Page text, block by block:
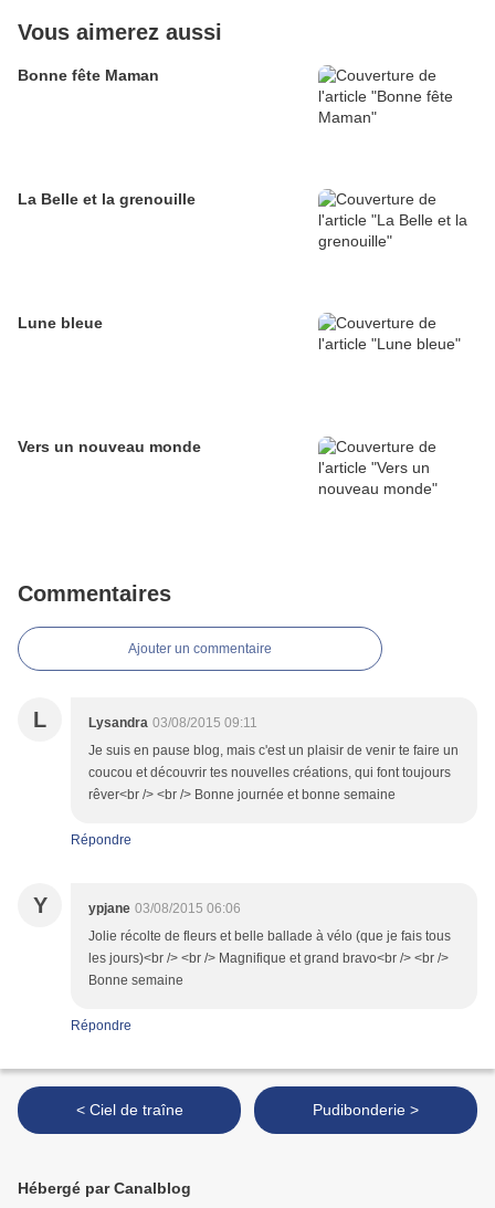
Vous aimerez aussi
Bonne fête Maman
La Belle et la grenouille
Lune bleue
Vers un nouveau monde
Commentaires
Ajouter un commentaire
L Lysandra 03/08/2015 09:11
Je suis en pause blog, mais c'est un plaisir de venir te faire un
coucou et découvrir tes nouvelles créations, qui font toujours
rêver<br /> <br /> Bonne journée et bonne semaine
Répondre
Y ypjane 03/08/2015 06:06
Jolie récolte de fleurs et belle ballade à vélo (que je fais tous
les jours)<br /> <br /> Magnifique et grand bravo<br /> <br />
Bonne semaine
Répondre
< Ciel de traîne Pudibonderie >
Hébergé par Canalblog